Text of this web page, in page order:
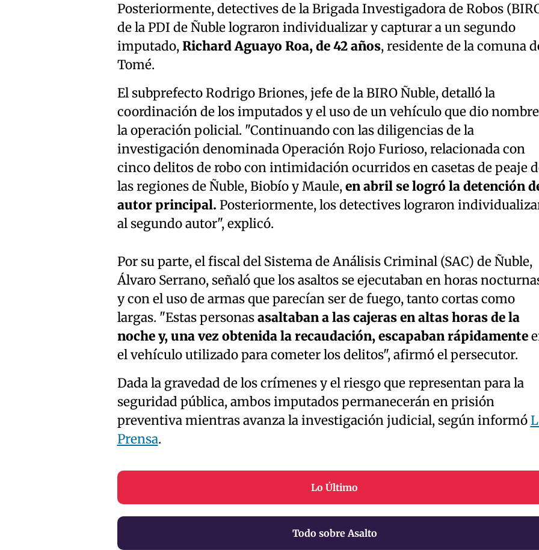
Posteriormente, detectives de la Brigada Investigadora de Robos
de la PDI de Ñuble lograron individualizar y capturar a un segundo
imputado,Richard Aguayo Roa, de 42 años, residente de la comuna
Tomé.
El subprefecto Rodrigo Briones, jefe de la BIRO Ñuble, detalló la
coordinación de los imputados y el uso de un vehículo que dio
la operación policial. "Continuando con las diligencias de la
investigación denominada Operación Rojo Furioso, relacionada con
cinco delitos de robo con intimidación ocurridos en casetas de peaje
las regiones de Ñuble, Biobío y Maule,en abril se logró la detención
autor principal. Posteriormente, los detectives lograron
al segundo autor", explicó.
Por su parte, el fiscal del Sistema de Análisis Criminal (SAC) de Ñuble,
Álvaro Serrano, señaló que los asaltos se ejecutaban en horas
y con el uso de armas que parecían ser de fuego, tanto cortas como
largas. "Estas personasasaltaban a las cajeras en altas horas de la
noche y, una vez obtenida la recaudación, escapaban rápidamente
el vehículo utilizado para cometer los delitos", afirmó el persecutor.
Dada la gravedad de los crímenes y el riesgo que representan para la
seguridad pública, ambos imputados permanecerán en prisión
preventiva mientras avanza la investigación judicial, según informó
Prensa.
Lo Último
Todo sobre Asalto